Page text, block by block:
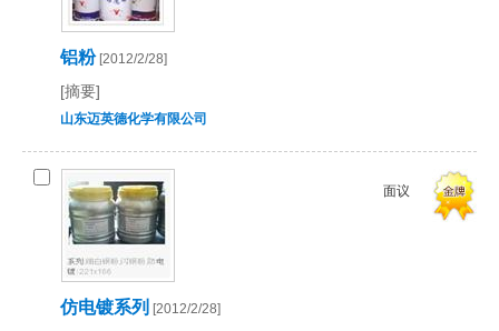
铝粉[2012/2/28]
[摘要]
山东迈英德化学有限公司
仿电镀系列 [2012/2/28]
面议